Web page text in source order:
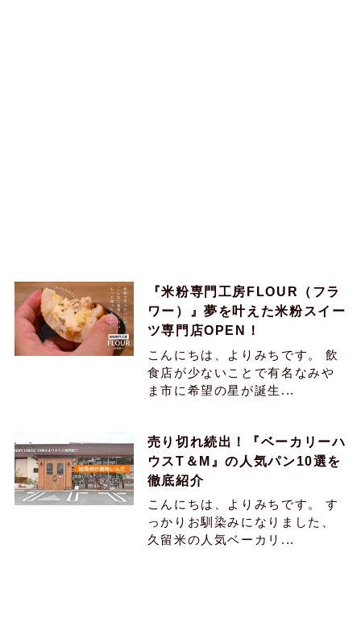
『米粉専門工房FLOUR（フラ
ワー）』夢を叶えた米粉スイー
ツ専門店OPEN！
こんにちは、よりみちです。 飲
食店が少ないことで有名なみや
ま市に希望の星が誕生...
売り切れ続出！『ベーカリーハ
ウスT＆M』の人気パン10選を
徹底紹介
こんにちは、よりみちです。 す
っかりお馴染みになりました、
久留米の人気ベーカリ...